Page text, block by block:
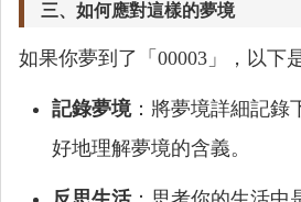
三、如何應對這樣的夢境
如果你夢到了「00003」，以下
記錄夢境：將夢境詳細記錄
好地理解夢境的含義。